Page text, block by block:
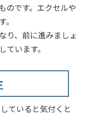
のです。エクセルや
り、前に進みましょ
ています。
ていると気付くと